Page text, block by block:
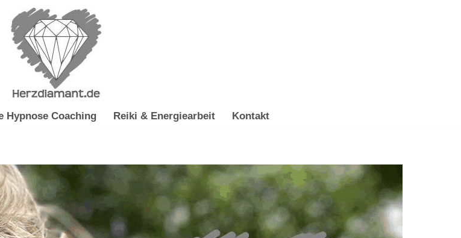
Hypnose Coaching Reiki & Energiearbeit Kontakt